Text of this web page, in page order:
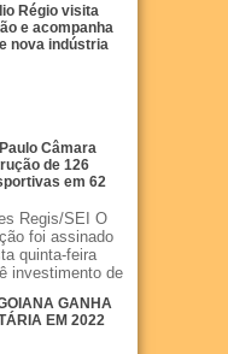
Régio visita
e acompanha
nova indústria
Câmara
de 126
em 62
Regis/SEI O
foi assinado
quinta-feira
investimento de
GANHA
EM 2022